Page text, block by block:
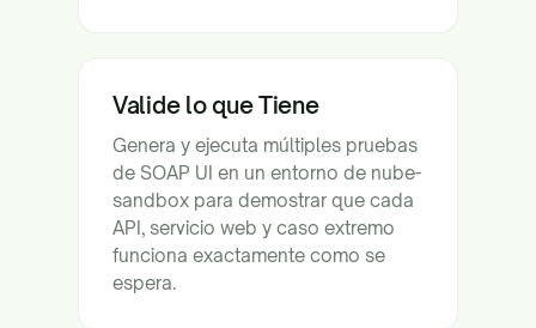
Valide lo que Tiene
Genera y ejecuta múltiples pruebas
de SOAP UI en un entorno de nube-
sandbox para demostrar que cada
API, servicio web y caso extremo
funciona exactamente como se
espera.